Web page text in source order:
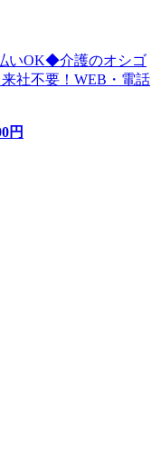
いOK◆介護のオシゴ
社不要！WEB・電話
円